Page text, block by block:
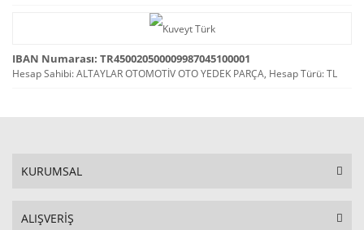
IBAN Numarası: TR450020500009987045100001
Hesap Sahibi: ALTAYLAR OTOMOTİV OTO YEDEK PARÇA, Hesap Türü: TL
KURUMSAL
ALIŞVERİŞ